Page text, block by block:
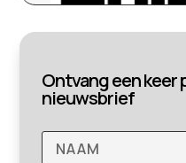
Ontvang een keer
nieuwsbrief